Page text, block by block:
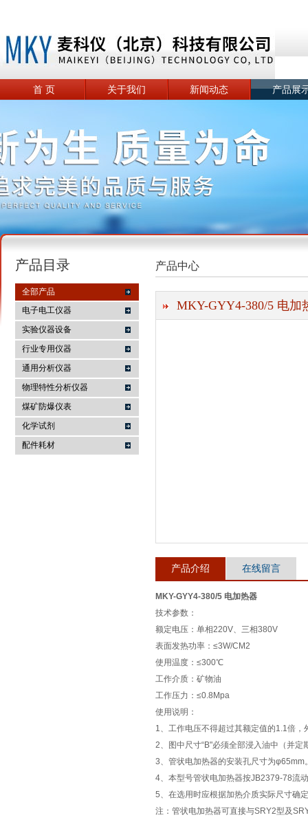
麦科仪（北京）科技有限公司
首 页 关于我们 新闻动态 产品展
产品目录
全部产品
电子电工仪器
实验仪器设备
行业专用仪器
通用分析仪器
物理特性分析仪器
煤矿防爆仪表
化学试剂
配件耗材
产品中心
MKY-GYY4-380/5 电加
产品介绍 在线留言
MKY-GYY4-380/5 电加热器
技术参数：
额定电压：单相220V、三相380V
表面发热功率：≤3W/CM2
使用温度：≤300℃
工作介质：矿物油
工作压力：≤0.8Mpa
使用说明：
1、工作电压不得超过其额定值的1.1倍，
2、图中尺寸“B"必须全部浸入油中（并
3、管状电加热器的安装孔尺寸为φ65mm
4、本型号管状电加热器按JB2379-78流
5、在选用时应根据加热介质实际尺寸确
注：管状电加热器可直接与SRY2型及